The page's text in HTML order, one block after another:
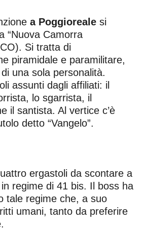
a Poggioreale si
“Nuova Camorra
Si tratta di
piramidale e paramilitare,
una sola personalità.
assunti dagli affiliati: il
lo sgarrista, il
il santista. Al vertice c’è
detto “Vangelo”.
ergastoli da scontare a
regime di 41 bis. Il boss ha
tale regime che, a suo
umani, tanto da preferire